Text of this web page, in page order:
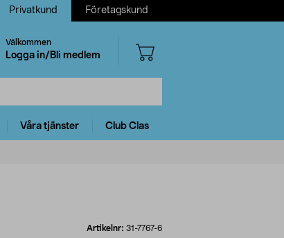
Privatkund Företagskund
Välkommen
Logga in/Bli medlem
Våra tjänster Club Clas
Artikelnr: 31-7767-6